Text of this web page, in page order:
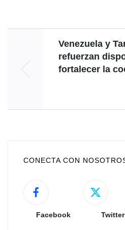
Venezuela y
refuerzan
fortalecer la
CONECTA CON
Facebook Twitter